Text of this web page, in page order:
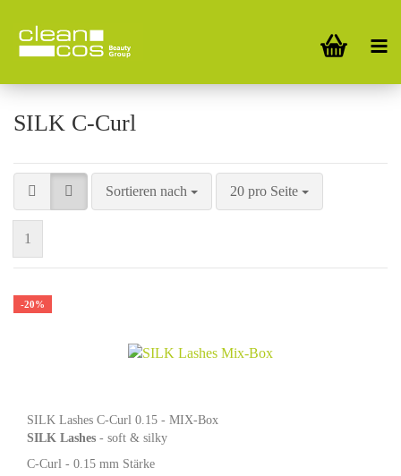
SILK C-Curl
Sortieren nach 20 pro Seite
1
-20%
SILK Lashes C-Curl 0.15 - MIX-Box
SILK Lashes - soft & silky
C-Curl - 0.15 mm Stärke